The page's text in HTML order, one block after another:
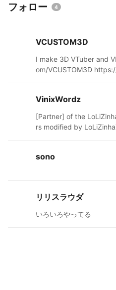
フォロー 4
VCUSTOM3D
I make 3D VTuber and
om/VCUSTOM3D
VinixWordz
[Partner] of the
rs modified by
sono
リリスラウダ
いろいろやってる